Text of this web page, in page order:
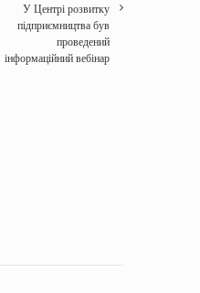
У Центрі розвитку
підприємництва був
проведений
інформаційний вебінар